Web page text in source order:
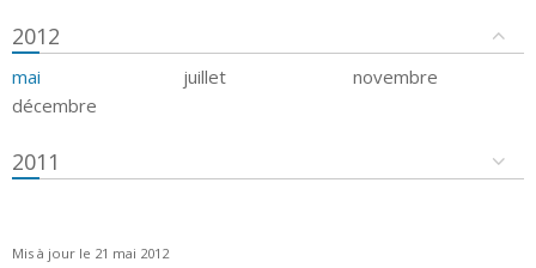
2012
mai juillet
novembre
décembre
2011
Mis à jour le 21 mai 2012